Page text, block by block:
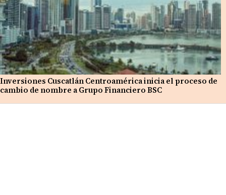
Inversiones Cuscatlán Centroamérica inicia el proceso de
cambio de nombre a Grupo Financiero BSC